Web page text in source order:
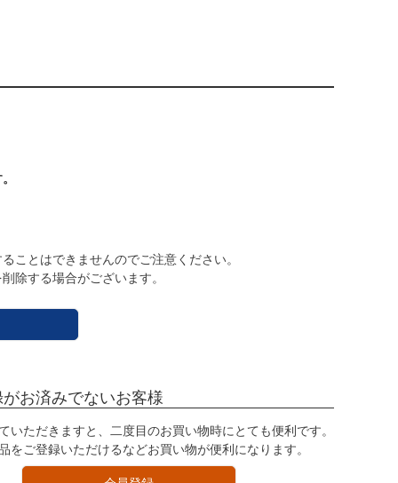
ことはできませんのでご注意ください。
除する場合がございます。
お済みでないお客様
いただきますと、二度目のお買い物時にとても便利です。
をご登録いただけるなどお買い物が便利になります。